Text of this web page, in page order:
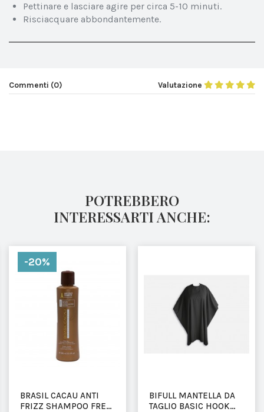
Pettinare e lasciare agire per circa 5-10 minuti.
Risciacquare abbondantemente.
Valutazione
Commenti (0)
POTREBBERO
INTERESSARTI ANCHE:
-20%
BRASIL CACAU ANTI
FRIZZ SHAMPOO FREE
BIFULL MANTELLA DA
TAGLIO BASIC HOOK